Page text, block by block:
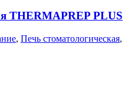
THERMAPREP PLUS
, Печь стоматологическая,